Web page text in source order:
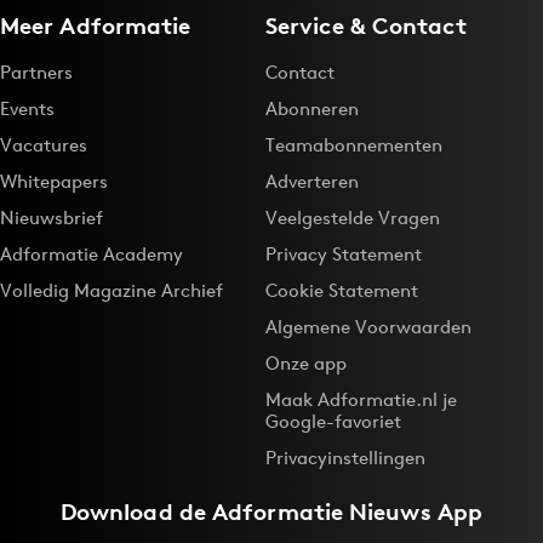
Bureaus
Campagnes
Carriere
Contentmarketing
Craft
Customer Experience
Data & Insights
Design
Meer Adformatie
Partners
Events
Vacatures
Whitepapers
Nieuwsbrief
Adformatie Academy
Volledig Magazine Archief
Service & Contact
Contact
Abonneren
Teamabonnementen
Adverteren
Veelgestelde Vragen
Privacy Statement
Cookie Statement
Algemene Voorwaarden
Onze app
Maak Adformatie.nl je
Google-favoriet
Privacyinstellingen
Download deAdformatie Nieuws App